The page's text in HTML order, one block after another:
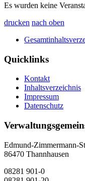
Es wurden keine
drucken nach oben
Quicklinks
Kontakt
Inhaltsverzeichnis
Impressum
Datenschutz
Edmund-Zimmermann-
86470 Thannhausen
08281 901-0